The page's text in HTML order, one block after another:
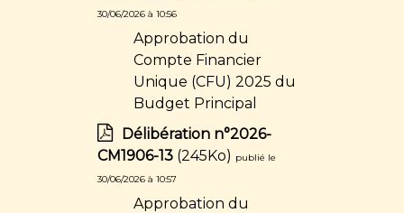
30/06/2026 à 10:56
Approbation du
Compte Financier
Unique (CFU) 2025 du
Budget Principal
Délibération n°2026-
CM1906-13(245Ko) publié le
30/06/2026 à 10:57
Approbation du